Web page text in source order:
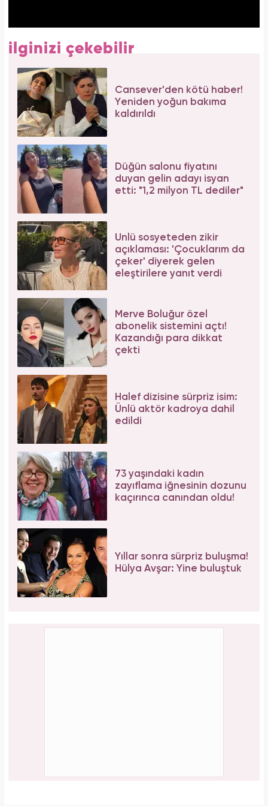
ilginizi çekebilir
Cansever'den kötü haber!
Yeniden yoğun bakıma
kaldırıldı
Düğün salonu fiyatını
duyan gelin adayı isyan
etti: "1,2 milyon TL dediler"
Ünlü sosyeteden zikir
açıklaması: 'Çocuklarım da
çeker' diyerek gelen
eleştirilere yanıt verdi
Merve Boluğur özel
abonelik sistemini açtı!
Kazandığı para dikkat
çekti
Halef dizisine sürpriz isim:
Ünlü aktör kadroya dahil
edildi
73 yaşındaki kadın
zayıflama iğnesinin dozunu
kaçırınca canından oldu!
Yıllar sonra sürpriz buluşma!
Hülya Avşar: Yine buluştuk